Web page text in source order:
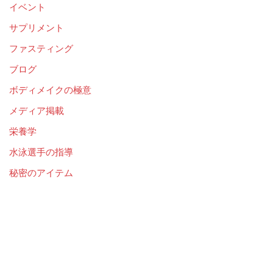
プ
イベント
サプリメント
ファスティング
ブログ
ボディメイクの極意
メディア掲載
栄養学
水泳選手の指導
秘密のアイテム